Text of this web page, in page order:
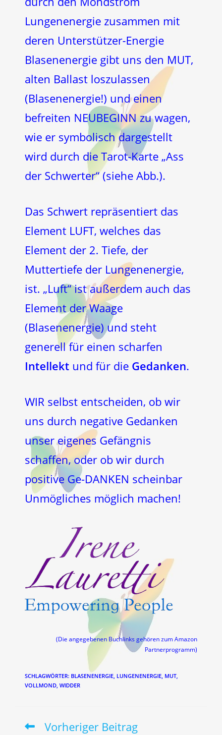
Lungenenergie zusammen mit
deren Unterstützer-Energie
Blasenenergie gibt uns den MUT,
alten Ballast loszulassen
(Blasenenergie!) und einen
befreiten NEUBEGINN zu wagen,
wie er symbolisch dargestellt
wird durch die Tarot-Karte „Ass
der Schwerter“ (siehe Abb.).
Das Schwert repräsentiert das
Element LUFT, welches das
Element der 2. Tiefe, der
Muttertiefe der Lungenenergie,
ist. „Luft“ ist außerdem auch das
Element der Waage
(Blasenenergie) und steht
generell für einen scharfen
Intellekt und für die Gedanken.
WIR selbst entscheiden, ob wir
uns durch negative Gedanken
unser eigenes Gefängnis
schaffen, oder ob wir durch
positive Ge-DANKEN scheinbar
Unmögliches möglich machen!
(Die angegebenen Buchlinks gehören zum Amazon
Partnerprogramm)
SCHLAGWÖRTER: BLASENENERGIE, LUNGENENERGIE, MUT,
VOLLMOND, WIDDER
WeitereVorheriger Beitrag